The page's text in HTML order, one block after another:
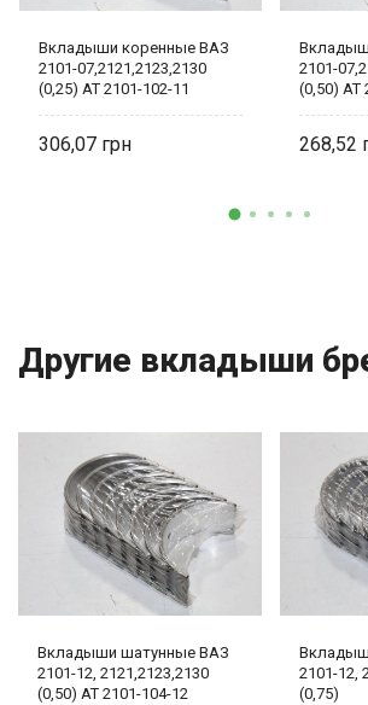
Вкладыши коренные ВАЗ
2101-07,2121,2123,2130
(0,25) AT 2101-102-11
306,07
2101-
(0,50) AT
268,52
Другие вкладыши
Вкладыши шатунные ВАЗ
2101-12, 2121,2123,2130
(0,50) AT 2101-104-12
2101-12,
(0,75)